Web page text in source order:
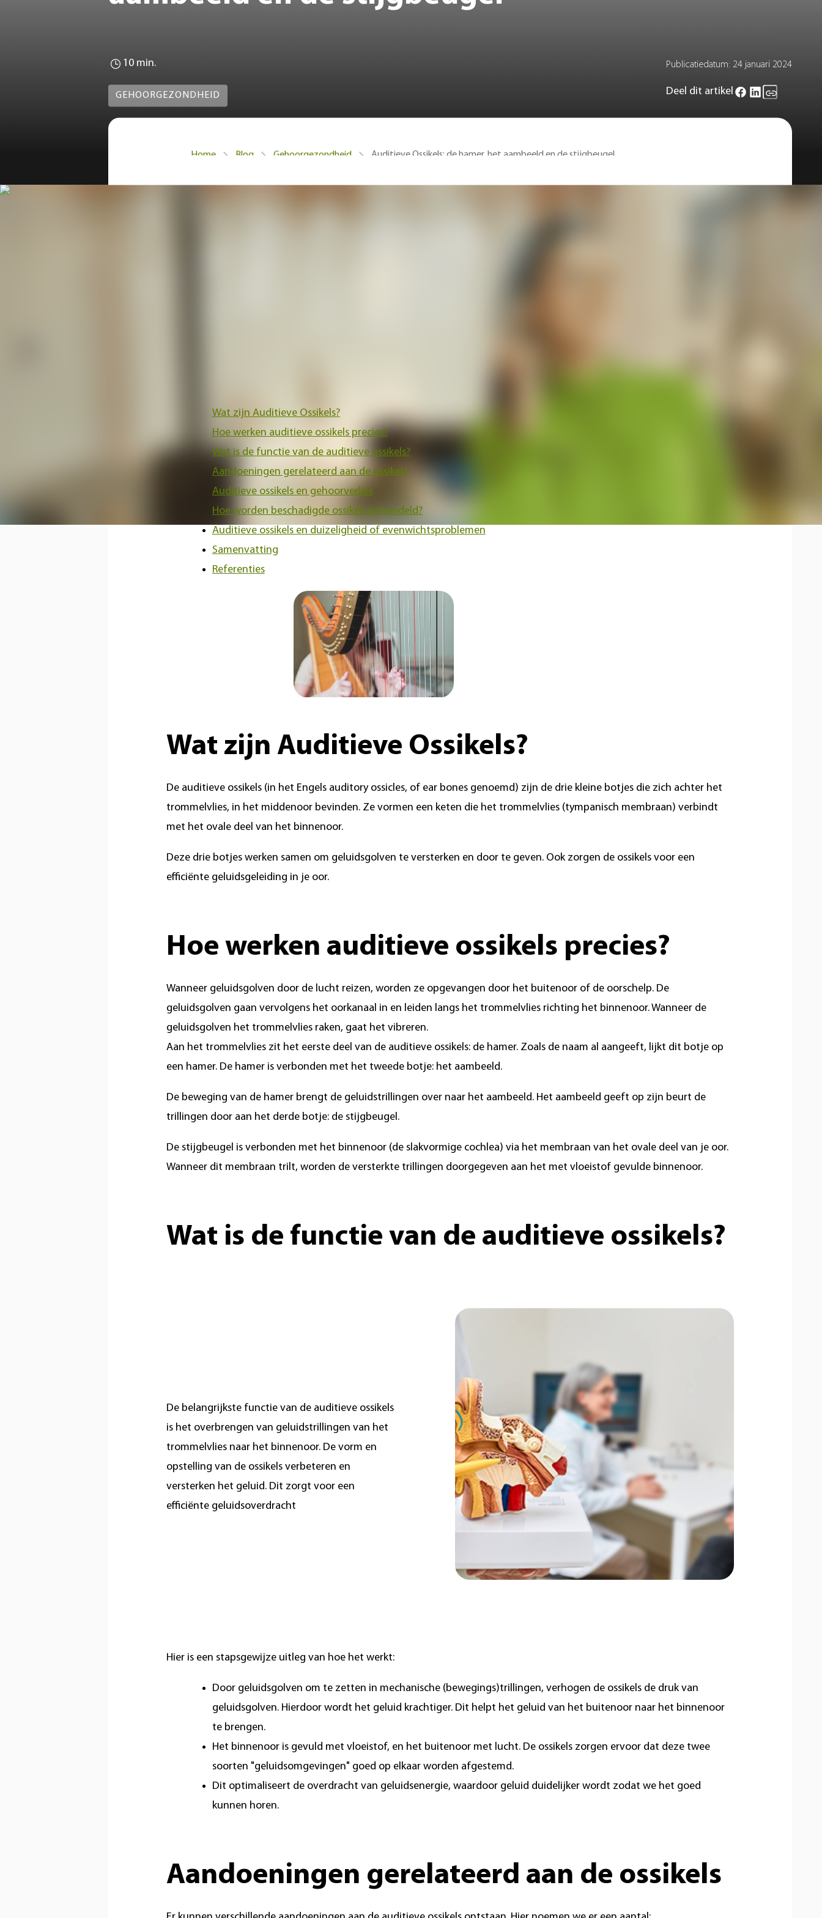
10 min.
GEHOORGEZONDHEID
Publicatiedatum: 24 januari 2024
Deel dit artikel
Auditieve Ossikels: de hamer, het aambeeld en de stijgbeugel
Gehoorgezondheid
Blog
Home
Wat zijn Auditieve Ossikels?
Hoe werken auditieve ossikels precies?
Wat is de functie van de auditieve ossikels?
Aandoeningen gerelateerd aan de ossikels
Auditieve ossikels en gehoorverlies
Hoe worden beschadigde ossikels behandeld?
Auditieve ossikels en duizeligheid of evenwichtsproblemen
Samenvatting
Referenties
Wat zijn Auditieve Ossikels?
De auditieve ossikels (in het Engels auditory ossicles, of ear bones genoemd) zijn de drie kleine botjes die zich achter het
trommelvlies, in het middenoor bevinden. Ze vormen een keten die het trommelvlies (tympanisch membraan) verbindt
met het ovale deel van het binnenoor.
Deze drie botjes werken samen om geluidsgolven te versterken en door te geven. Ook zorgen de ossikels voor een
efficiënte geluidsgeleiding in je oor.
Hoe werken auditieve ossikels precies?
Wanneer geluidsgolven door de lucht reizen, worden ze opgevangen door het buitenoor of de oorschelp. De
geluidsgolven gaan vervolgens het oorkanaal in en leiden langs het trommelvlies richting het binnenoor. Wanneer de
geluidsgolven het trommelvlies raken, gaat het vibreren.
Aan het trommelvlies zit het eerste deel van de auditieve ossikels: de hamer. Zoals de naam al aangeeft, lijkt dit botje op
een hamer. De hamer is verbonden met het tweede botje: het aambeeld.
De beweging van de hamer brengt de geluidstrillingen over naar het aambeeld. Het aambeeld geeft op zijn beurt de
trillingen door aan het derde botje: de stijgbeugel.
De stijgbeugel is verbonden met het binnenoor (de slakvormige cochlea) via het membraan van het ovale deel van je oor.
Wanneer dit membraan trilt, worden de versterkte trillingen doorgegeven aan het met vloeistof gevulde binnenoor.
Wat is de functie van de auditieve ossikels?
De belangrijkste functie van de auditieve ossikels
is het overbrengen van geluidstrillingen van het
trommelvlies naar het binnenoor. De vorm en
opstelling van de ossikels verbeteren en
versterken het geluid. Dit zorgt voor een
efficiënte geluidsoverdracht
Hier is een stapsgewijze uitleg van hoe het werkt:
Door geluidsgolven om te zetten in mechanische (bewegings)trillingen, verhogen de ossikels de druk van
geluidsgolven. Hierdoor wordt het geluid krachtiger. Dit helpt het geluid van het buitenoor naar het binnenoor
te brengen.
Het binnenoor is gevuld met vloeistof, en het buitenoor met lucht. De ossikels zorgen ervoor dat deze twee
soorten "geluidsomgevingen" goed op elkaar worden afgestemd.
Dit optimaliseert de overdracht van geluidsenergie, waardoor geluid duidelijker wordt zodat we het goed
kunnen horen.
Aandoeningen gerelateerd aan de ossikels